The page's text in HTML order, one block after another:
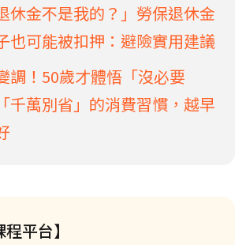
休金不是我的？」勞保退休金
也可能被扣押：避險實用建議
調！50歲才體悟「沒必要
千萬別省」的消費習慣，越早
程平台】